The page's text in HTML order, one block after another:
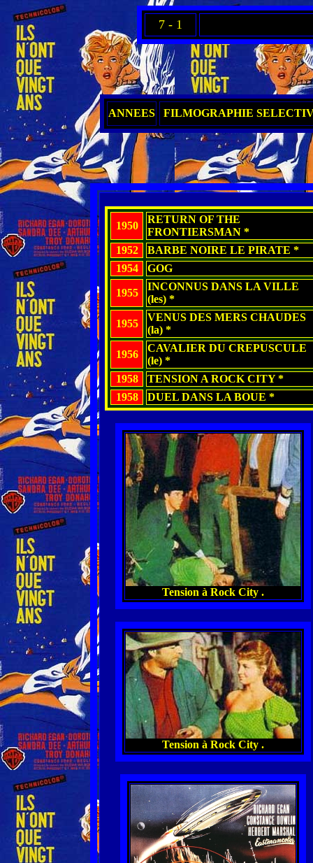
7 - 1
ANNEES FILMOGRAPHIE
1950
RETURN OF THE
FRONTIERSMAN *
1952
BARBE NOIRE LE PIRATE *
1954
GOG
1955
INCONNUS DANS LA VILLE
(les) *
1955
VENUS DES MERS CHAUDES
(la) *
1956
CAVALIER DU CREPUSCULE
(le) *
1958
TENSION A ROCK CITY *
1958
DUEL DANS LA BOUE *
Tension à Rock City .
Tension à Rock City .